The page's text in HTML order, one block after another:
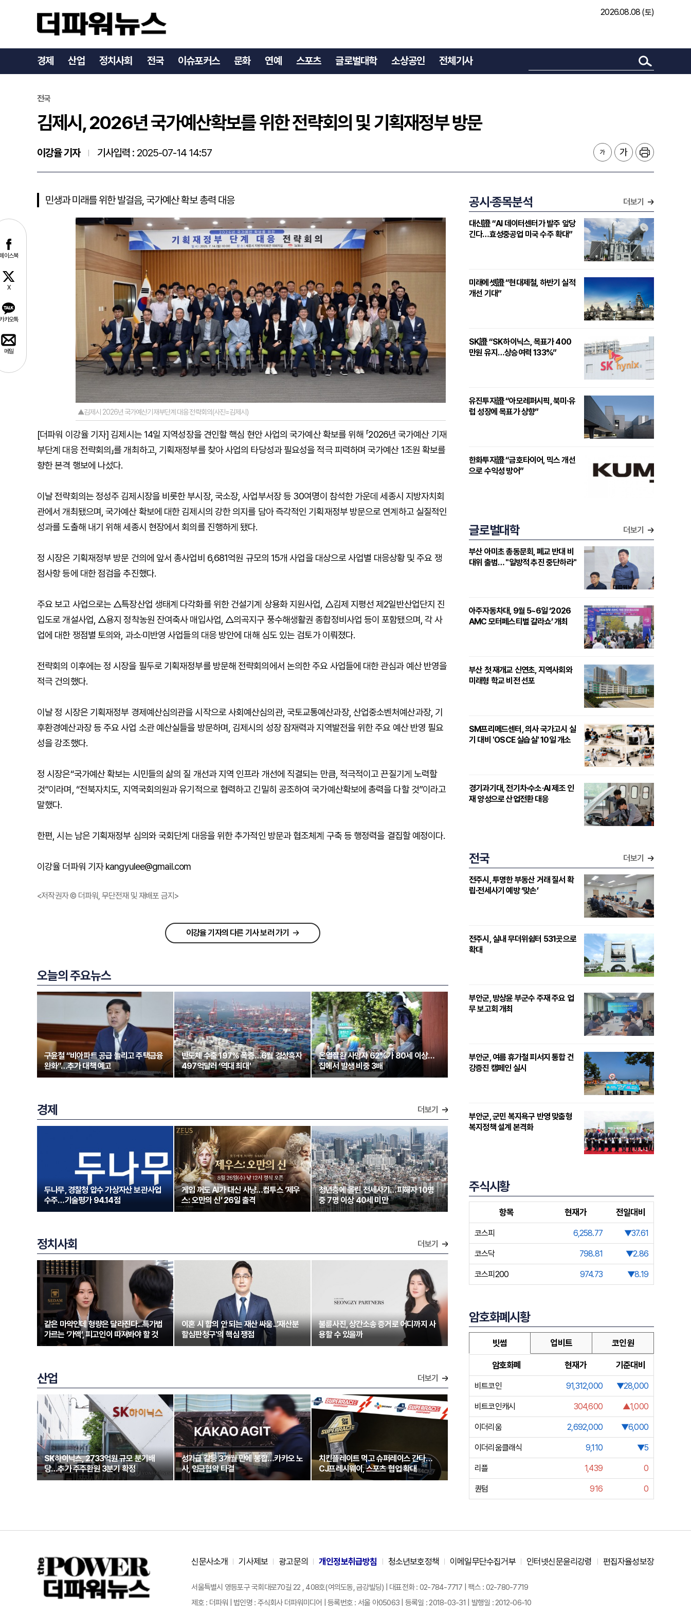
2026.08.08 (토)
경제 산업 정치사회 전국 이슈포커스 문화 연예 스포츠 글로벌대학 소상공인 전체기사
김제시, 2026년 국가예산확보를 위한 전략회의 및 기획재정부 방문
이스북
X
카오톡
메일
전국
김제시, 2026년 국가예산확보를 위한 전략회의 및 기획재정부 방문
이강율 기자 기사입력 : 2025-07-14 14:57
민생과 미래를 위한 발걸음, 국가예산 확보 총력 대응
▲김제시 2026년 국가예산기재부단계 대응 전략회의(사진=김제시)
[더파워 이강율 기자] 김제시는 14일 지역성장을 견인할 핵심 현안 사업의 국가예산 확보를 위해 「2026년 국가예산 기재
부단계 대응 전략회의」를 개최하고, 기획재정부를 찾아 사업의 타당성과 필요성을 적극 피력하며 국가예산 1조원 확보를
향한 본격 행보에 나섰다.
이날 전략회의는 정성주 김제시장을 비롯한 부시장, 국소장, 사업부서장 등 30여명이 참석한 가운데 세종시 지방자치회
관에서 개최됐으며, 국가예산 확보에 대한 김제시의 강한 의지를 담아 즉각적인 기획재정부 방문으로 연계하고 실질적인
성과를 도출해 내기 위해 세종시 현장에서 회의를 진행하게 됐다.
정 시장은 기획재정부 방문 건의에 앞서 총사업비 6,681억원 규모의 15개 사업을 대상으로 사업별 대응상황 및 주요 쟁
점사항 등에 대한 점검을 추진했다.
주요 보고 사업으로는 △특장산업 생태계 다각화를 위한 건설기계 상용화 지원사업, △김제 지평선 제2일반산업단지 진
입도로 개설사업, △용지 정착농원 잔여축사 매입사업, △의곡지구 풍수해생활권 종합정비사업 등이 포함됐으며, 각 사
업에 대한 쟁점별 토의와, 과소·미반영 사업들의 대응 방안에 대해 심도 있는 검토가 이뤄졌다.
전략회의 이후에는 정 시장을 필두로 기획재정부를 방문해 전략회의에서 논의한 주요 사업들에 대한 관심과 예산 반영을
적극 건의했다.
이날 정 시장은 기획재정부 경제예산심의관을 시작으로 사회예산심의관, 국토교통예산과장, 산업중소벤처예산과장, 기
후환경예산과장 등 주요 사업 소관 예산실들을 방문하며, 김제시의 성장 잠재력과 지역발전을 위한 주요 예산 반영 필요
성을 강조했다.
정 시장은“국가예산 확보는 시민들의 삶의 질 개선과 지역 인프라 개선에 직결되는 만큼, 적극적이고 끈질기게 노력할
것”이라며, “전북자치도, 지역국회의원과 유기적으로 협력하고 긴밀히 공조하여 국가예산확보에 총력을 다할 것”이라고
말했다.
한편, 시는 남은 기획재정부 심의와 국회단계 대응을 위한 추가적인 방문과 협조체계 구축 등 행정력을 결집할 예정이다.
이강율 더파워 기자 kangyulee@gmail.com
<저작권자 © 더파워, 무단전재 및 재배포 금지>
이강율 기자의 다른 기사 보러 가기
오늘의 주요뉴스
구윤철 “비아파트 공급 늘리고 주택금융
완화”…추가 대책 예고
반도체 수출 197% 폭증…6월 경상흑자
497억달러 ‘역대 최대’
온열질환 사망자 62%가 80세 이상…
집에서 발생 비중 3배
경제 더보기
두나무, 경찰청 압수 가상자산 보관사업
수주…기술평가 94.14점
게임 꺼도 AI가 대신 사냥…컴투스 ‘제우
스: 오만의 신’ 26일 출격
청년층에 몰린 전세사기…피해자 10명
중 7명 이상 40세 미만
정치사회 더보기
같은 마약인데 형량은 달라진다...특가법
가르는 ‘가액’, 피고인이 따져봐야 할 것
이혼 시 합의 안 되는 재산 싸움...'재산분
할심판청구'의 핵심 쟁점
불륜사진, 상간소송 증거로 어디까지 사
용할 수 있을까
산업 더보기
SK하이닉스, 2733억원 규모 분기배
당…추가 주주환원 3분기 확정
성과급 갈등 3개월 만에 봉합…카카오 노
사, 임금협약 타결
치킨플레이트 먹고 슈퍼레이스 간다…
CJ프레시웨이, 스포츠 협업 확대
공시·종목분석 더보기
대신證 “AI 데이터센터가 발주 앞당
긴다…효성중공업 미국 수주 확대”
미래에셋證 “현대제철, 하반기 실적
개선 기대”
SK證 “SK하이닉스, 목표가 400
만원 유지…상승여력 133%”
유진투자證 “아모레퍼시픽, 북미·유
럽 성장에 목표가 상향”
한화투자證 “금호타이어, 믹스 개선
으로 수익성 방어”
글로벌대학 더보기
부산 아미초 총동문회, 폐교 반대 비
대위 출범… "일방적 추진 중단하라"
아주자동차대, 9월 5~6일 ‘2026
AMC 모터페스티벌 갈라쇼’ 개최
부산 첫 재개교 신연초, 지역사회와
미래형 학교 비전 선포
SM프리메드센터, 의사 국가고시 실
기 대비 'OSCE 실습실' 10일 개소
경기과기대, 전기차·수소·AI 제조 인
재 양성으로 산업전환 대응
전국 더보기
전주시, 투명한 부동산 거래 질서 확
립·전세사기 예방 ‘맞손’
전주시, 실내 무더위쉼터 531곳으로
확대
부안군, 방상윤 부군수 주재 주요 업
무 보고회 개최
부안군, 여름 휴가철 피서지 통합 건
강증진 캠페인 실시
부안군, 군민 복지욕구 반영 맞춤형
복지정책 설계 본격화
주식시황
항목 현재가 전일대비
코스피 6,258.77 ▼37.61
코스닥 798.81 ▼2.86
코스피200 974.73 ▼8.19
암호화폐시황
빗썸 업비트 코인원
암호화폐 현재가 기준대비
비트코인 91,312,000 ▼28,000
비트코인캐시 304,600 ▲1,000
이더리움 2,692,000 ▼6,000
이더리움클래식 9,110 ▼5
리플 1,439 0
퀀텀 916 0
신문사소개 기사제보 광고문의 개인정보취급방침 청소년보호정책 이메일무단수집거부 인터넷신문윤리강령 편집자율성보장
서울특별시 영등포구 국회대로70길 22 , 408호(여의도동, 금강빌딩) | 대표전화 : 02-784-7717 | 팩스 : 02-780-7719
제호 : 더파워 | 법인명 : 주식회사 더파워미디어 | 등록번호 : 서울 아05063 | 등록일 : 2018-03-31 | 발행일 : 2012-06-10